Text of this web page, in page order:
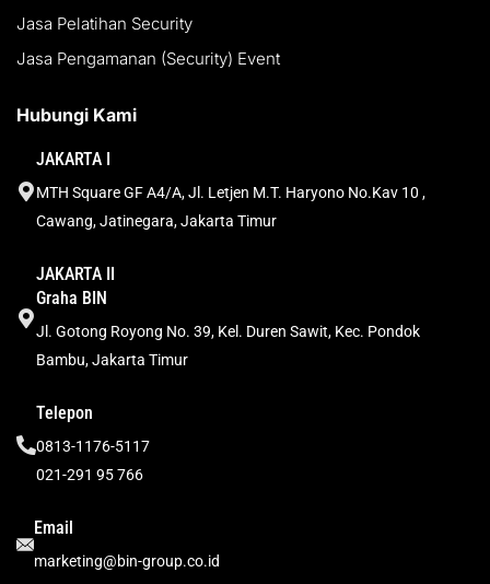
Jasa Pelatihan Security
Jasa Pengamanan (Security) Event
Hubungi Kami
JAKARTA I
MTH Square GF A4/A, Jl. Letjen M.T. Haryono No.Kav 10 ,
Cawang, Jatinegara, Jakarta Timur
JAKARTA II
Graha BIN
Jl. Gotong Royong No. 39, Kel. Duren Sawit, Kec. Pondok
Bambu, Jakarta Timur
Telepon
0813-1176-5117
021-291 95 766
Email
marketing@bin-group.co.id